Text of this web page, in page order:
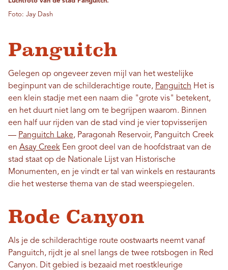
Foto: Jay Dash
Panguitch
Gelegen op ongeveer zeven mijl van het westelijke
beginpunt van de schilderachtige route, Panguitch Het is
een klein stadje met een naam die "grote vis" betekent,
en het duurt niet lang om te begrijpen waarom. Binnen
een half uur rijden van de stad vind je vier topvisserijen
— Panguitch Lake, Paragonah Reservoir, Panguitch Creek
en Asay Creek Een groot deel van de hoofdstraat van de
stad staat op de Nationale Lijst van Historische
Monumenten, en je vindt er tal van winkels en restaurants
die het westerse thema van de stad weerspiegelen.
Rode Canyon
Als je de schilderachtige route oostwaarts neemt vanaf
Panguitch, rijdt je al snel langs de twee rotsbogen in Red
Canyon. Dit gebied is bezaaid met roestkleurige